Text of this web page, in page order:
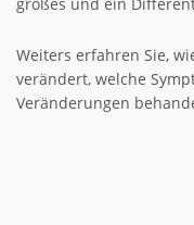
Weiters erfahren Sie,
verändert, welche
Veränderungen